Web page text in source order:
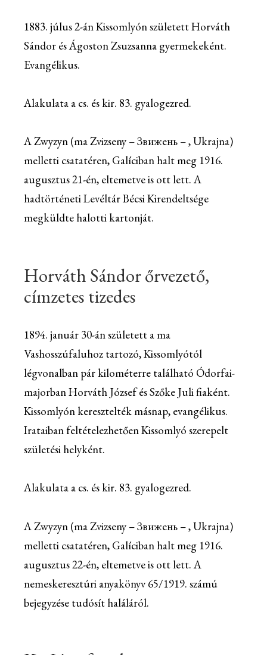
1883. júlus 2-án Kissomlyón született Horváth
Sándor és Ágoston Zsuzsanna gyermekeként.
Evangélikus.
Alakulata a cs. és kir. 83. gyalogezred.
A Zwyzyn (ma Zvizseny – Звижень – , Ukrajna)
melletti csatatéren, Galíciban halt meg 1916.
augusztus 21-én, eltemetve is ott lett. A
hadtörténeti Levéltár Bécsi Kirendeltsége
megküldte halotti kartonját.
Horváth Sándor őrvezető,
címzetes tizedes
1894. január 30-án született a ma
Vashosszúfaluhoz tartozó, Kissomlyótól
légvonalban pár kilométerre található Ódorfai-
majorban Horváth József és Szőke Juli fiaként.
Kissomlyón keresztelték másnap, evangélikus.
Irataiban feltételezhetően Kissomlyó szerepelt
születési helyként.
Alakulata a cs. és kir. 83. gyalogezred.
A Zwyzyn (ma Zvizseny – Звижень – , Ukrajna)
melletti csatatéren, Galíciban halt meg 1916.
augusztus 22-én, eltemetve is ott lett. A
nemeskeresztúri anyakönyv 65/1919. számú
bejegyzése tudósít haláláról.